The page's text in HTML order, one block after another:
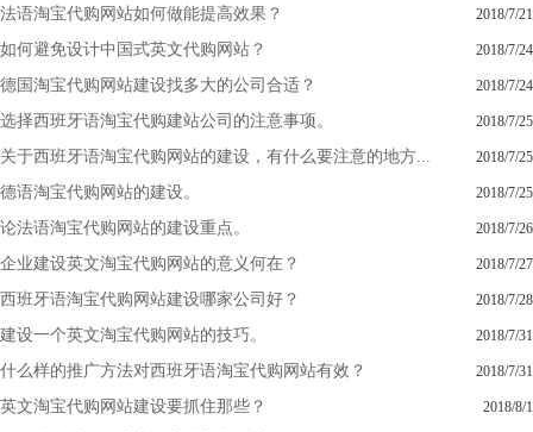
法语淘宝代购网站如何做能提高效果？ 2018/7/21
如何避免设计中国式英文代购网站？ 2018/7/24
德国淘宝代购网站建设找多大的公司合适？ 2018/7/24
选择西班牙语淘宝代购建站公司的注意事项。 2018/7/25
关于西班牙语淘宝代购网站的建设，有什么要注意的地方... 2018/7/25
德语淘宝代购网站的建设。 2018/7/25
论法语淘宝代购网站的建设重点。 2018/7/26
企业建设英文淘宝代购网站的意义何在？ 2018/7/27
西班牙语淘宝代购网站建设哪家公司好？ 2018/7/28
建设一个英文淘宝代购网站的技巧。 2018/7/31
什么样的推广方法对西班牙语淘宝代购网站有效？ 2018/7/31
英文淘宝代购网站建设要抓住那些？ 2018/8/1